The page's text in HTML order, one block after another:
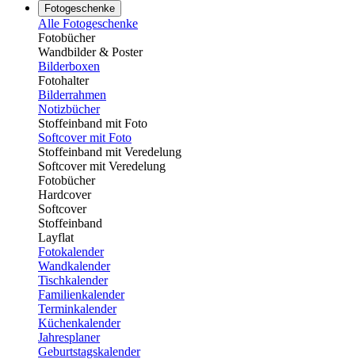
Fotogeschenke
Alle Fotogeschenke
Fotobücher
Wandbilder & Poster
Bilderboxen
Fotohalter
Bilderrahmen
Notizbücher
Stoffeinband mit Foto
Softcover mit Foto
Stoffeinband mit Veredelung
Softcover mit Veredelung
Fotobücher
Hardcover
Softcover
Stoffeinband
Layflat
Fotokalender
Wandkalender
Tischkalender
Familienkalender
Terminkalender
Küchenkalender
Jahresplaner
Geburtstagskalender